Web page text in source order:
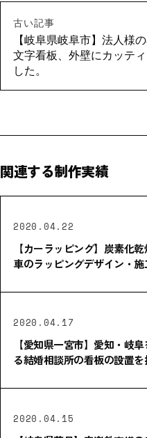
古い記事
【岐阜県岐阜市】法人様
文字看板、外壁にカッテ
した。
関連する制作実績
2020.04.22
【カーラッピング】炭素化
車のラッピングデザイン・施
2020.04.17
【愛知県一宮市】愛知・岐
る結婚相談所の看板の設置を
2020.04.15